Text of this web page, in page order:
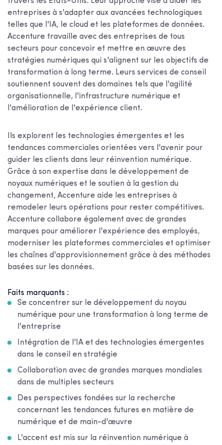
entreprises à s'adapter aux avancées technologiques
telles que l'IA, le cloud et les plateformes de données.
Accenture travaille avec des entreprises de tous
secteurs pour concevoir et mettre en œuvre des
stratégies numériques qui s'alignent sur les objectifs de
transformation à long terme. Leurs services de conseil
soutiennent souvent des domaines tels que l'agilité
organisationnelle, l'infrastructure numérique et
l'amélioration de l'expérience client.
Ils explorent les technologies émergentes et les
tendances commerciales orientées vers l'avenir pour
guider les clients dans leur réinvention numérique.
Grâce à son expertise dans le développement de
noyaux numériques et le soutien à la gestion du
changement, Accenture aide les entreprises à
remodeler leurs opérations pour rester compétitives.
Accenture collabore également avec de grandes
marques pour améliorer l'expérience des employés,
moderniser les plateformes commerciales et optimiser
les chaînes d'approvisionnement grâce à des méthodes
basées sur les données.
Faits marquants :
Se concentrer sur le développement du noyau
numérique pour une transformation à long terme de
l'entreprise
Intégration de l'IA et des technologies émergentes
dans le conseil en stratégie
Collaboration avec de grandes marques mondiales
dans de multiples secteurs
Des perspectives fondées sur la recherche
concernant les tendances futures en matière de
numérique et de main-d'œuvre
L'accent est mis sur la réinvention numérique à